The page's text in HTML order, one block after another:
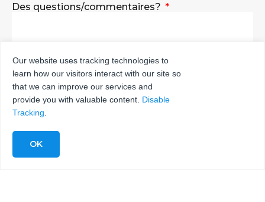
Des questions/commentaires?
ENVOYER
Our website uses tracking technologies to
learn how our visitors interact with our site so
that we can improve our services and
provide you with valuable content. Disable
Tracking